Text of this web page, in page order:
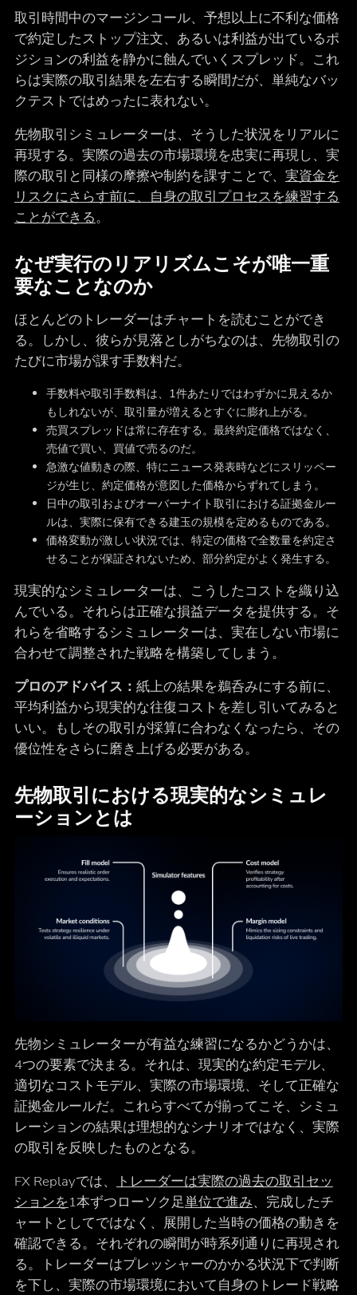
取引時間中のマージンコール、予想以上に不利な価格
で約定したストップ注文、あるいは利益が出ているポ
ジションの利益を静かに蝕んでいくスプレッド。これ
らは実際の取引結果を左右する瞬間だが、単純なバッ
クテストではめったに表れない。
先物取引シミュレーターは、そうした状況をリアルに
再現する。実際の過去の市場環境を忠実に再現し、実
際の取引と同様の摩擦や制約を課すことで、 実資金を
リスクにさらす前に、自身の取引プロセスを練習する
ことができる。
なぜ実行のリアリズムこそが唯一重
要なことなのか
ほとんどのトレーダーはチャートを読むことができ
る。しかし、彼らが見落としがちなのは、先物取引の
たびに市場が課す手数料だ。
手数料や取引手数料は、1件あたりではわずかに見えるか
もしれないが、取引量が増えるとすぐに膨れ上がる。
売買スプレッドは常に存在する。最終約定価格ではなく、
売値で買い、買値で売るのだ。
急激な値動きの際、特にニュース発表時などにスリッペー
ジが生じ、約定価格が意図した価格からずれてしまう。
日中の取引およびオーバーナイト取引における証拠金ルー
ルは、実際に保有できる建玉の規模を定めるものである。
価格変動が激しい状況では、特定の価格で全数量を約定さ
せることが保証されないため、部分約定がよく発生する。
現実的なシミュレーターは、こうしたコストを織り込
んでいる。それらは正確な損益データを提供する。そ
れらを省略するシミュレーターは、実在しない市場に
合わせて調整された戦略を構築してしまう。
プロのアドバイス： 紙上の結果を鵜呑みにする前に、
平均利益から現実的な往復コストを差し引いてみると
いい。もしその取引が採算に合わなくなったら、その
優位性をさらに磨き上げる必要がある。
先物取引における現実的なシミュレ
ーションとは
先物シミュレーターが有益な練習になるかどうかは、
4つの要素で決まる。それは、現実的な約定モデル、
適切なコストモデル、実際の市場環境、そして正確な
証拠金ルールだ。これらすべてが揃ってこそ、シミュ
レーションの結果は理想的なシナリオではなく、実際
の取引を反映したものとなる。
FX Replayでは、
トレーダーは実際の過去の取引セッ
ションを1本ずつローソク足単位で進み、完成したチ
ャートとしてではなく、展開した当時の価格の動きを
確認できる。それぞれの瞬間が時系列通りに再現され
る。トレーダーはプレッシャーのかかる状況下で判断
を下し、実際の市場環境において自身のトレード戦略